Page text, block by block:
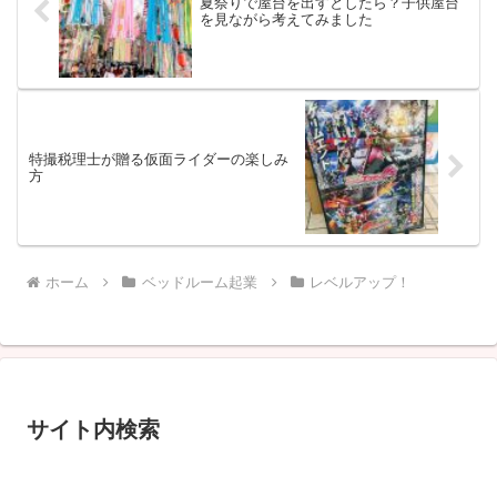
を見ながら考えてみました
特撮税理士が贈る仮面ライダーの楽しみ
方
ホーム ベッドルーム起業 レベルアップ！
サイト内検索